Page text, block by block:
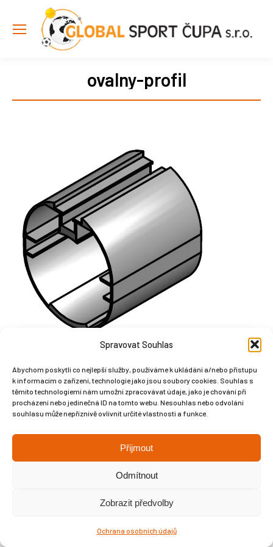
Spravovat Souhlas
Abychom poskytli co nejlepší služby, používáme k ukládání a/nebo přístupu
k informacím o zařízení, technologie jako jsou soubory cookies. Souhlas s
těmito technologiemi nám umožní zpracovávat údaje, jako je chování při
procházení nebo jedinečná ID na tomto webu. Nesouhlas nebo odvolání
souhlasu může nepříznivě ovlivnit určité vlastnosti a funkce.
Přijmout
Odmítnout
Zobrazit předvolby
Ochrana osobních údajů
ovalny-profil
SEO